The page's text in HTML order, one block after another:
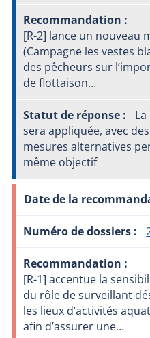
[R-2] lance un nouveau
(Campagne les vestes
des pêcheurs sur
de flottaison…
sera appliquée, avec
mesures alternatives
même objectif
[R-1] accentue la
du rôle de surveillant
les lieux d’activités
afin d’assurer une…